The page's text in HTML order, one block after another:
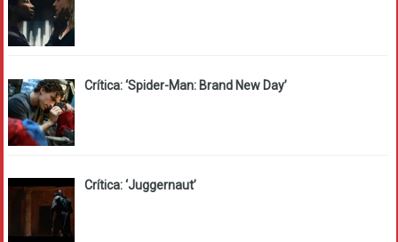
Crítica: ‘Spider-Man: Brand New Day’
Crítica: ‘Juggernaut’